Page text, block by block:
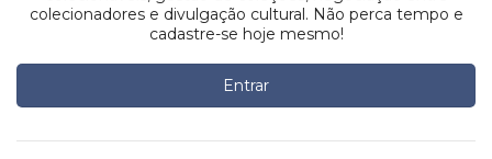
colecionadores e divulgação cultural. Não perca tempo e
cadastre-se hoje mesmo!
Entrar